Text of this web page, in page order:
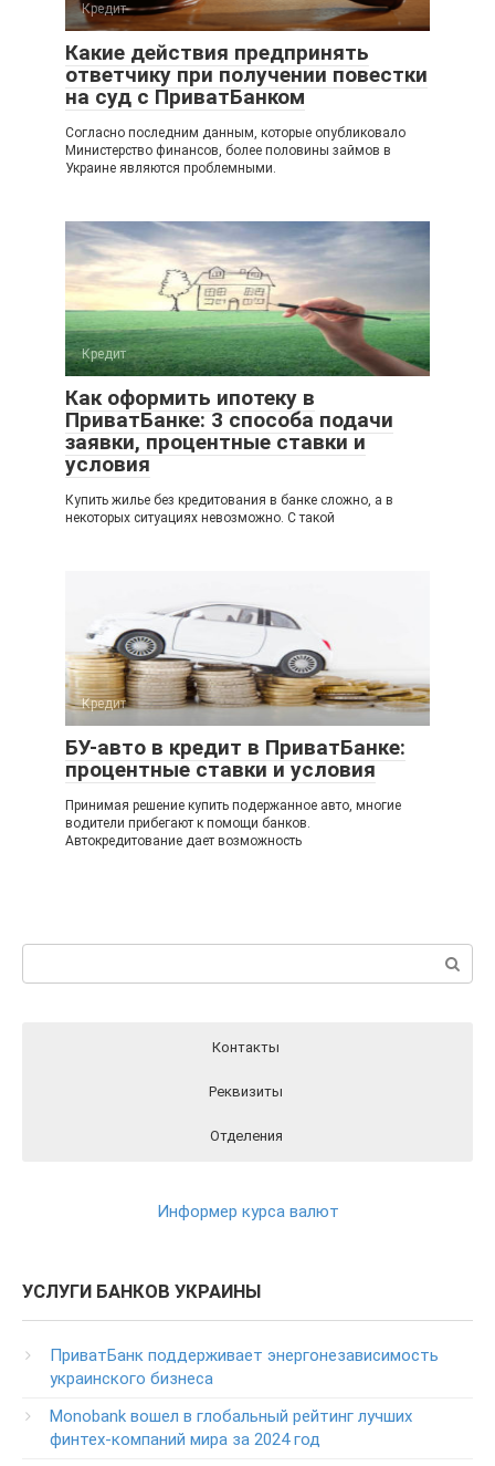
Кредит
Какие действия предпринять
ответчику при получении повестки
на суд с ПриватБанком
Согласно последним данным, которые опубликовало
Министерство финансов, более половины займов в
Украине являются проблемными.
Кредит
Как оформить ипотеку в
ПриватБанке: 3 способа подачи
заявки, процентные ставки и
условия
Купить жилье без кредитования в банке сложно, а в
некоторых ситуациях невозможно. С такой
Кредит
БУ-авто в кредит в ПриватБанке:
процентные ставки и условия
Принимая решение купить подержанное авто, многие
водители прибегают к помощи банков.
Автокредитование дает возможность
Контакты
Реквизиты
Отделения
Круглосуточный телефон поддержки клиентов
+38-056-716-11-31
клиентов ПриватБанка
Колл центр: 3700
Информер курса валют
УСЛУГИ БАНКОВ УКРАИНЫ
ПриватБанк поддерживает энергонезависимость
украинского бизнеса
Monobank вошел в глобальный рейтинг лучших
финтех-компаний мира за 2024 год